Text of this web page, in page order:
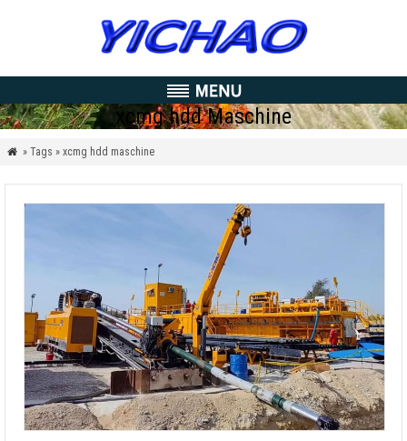
xcmg hdd Maschine
 » Tags » xcmg hdd maschine